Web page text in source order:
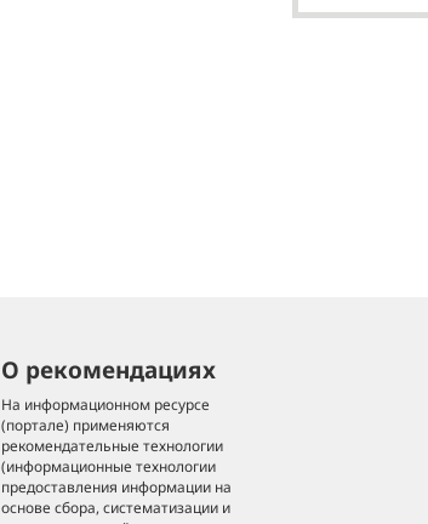
О рекомендациях
На информационном ресурсе
(портале) применяются
рекомендательные технологии
(информационные технологии
предоставления информации на
основе сбора, систематизации и